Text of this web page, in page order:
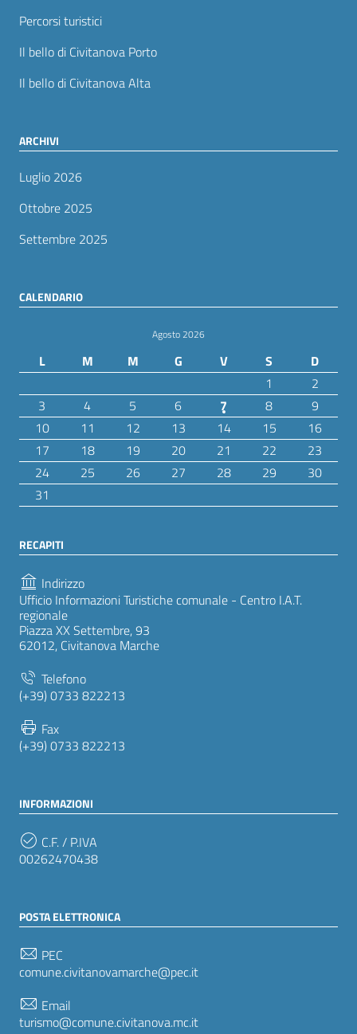
Percorsi turistici
Il bello di Civitanova Porto
Il bello di Civitanova Alta
ARCHIVI
Luglio 2026
Ottobre 2025
Settembre 2025
CALENDARIO
Agosto 2026
L M M G V S
D
1
2
3
4 5 6 7 8
9
10
11 12 13 14 15
16
17
18 19 20 21 22
23
24
25 26 27 28 29
30
31
RECAPITI
Indirizzo
Ufficio Informazioni Turistiche comunale - Centro I.A.T.
regionale
Piazza XX Settembre, 93
62012, Civitanova Marche
Telefono
(+39) 0733 822213
Fax
(+39) 0733 822213
INFORMAZIONI
C.F. / P.IVA
00262470438
POSTA ELETTRONICA
PEC
comune.civitanovamarche@pec.it
Email
turismo@comune.civitanova.mc.it